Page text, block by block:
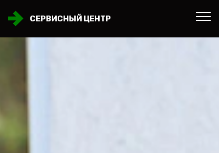
СЕРВИСНЫЙ ЦЕНТР